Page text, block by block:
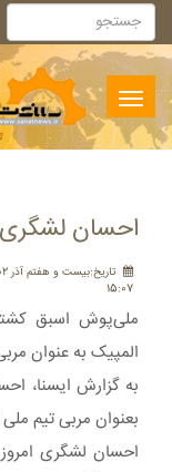
Toggle
navigation
احسان
15:07
ملی‌پوش اسبق
المپیک به عنوان
به گزارش ایسنا،
بعنوان مربی تیم
احسان لشگری